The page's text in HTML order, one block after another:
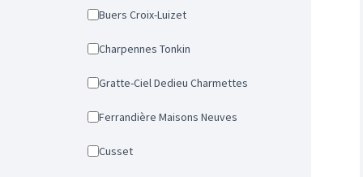
Buers Croix-Luizet
Charpennes Tonkin
Gratte-Ciel Dedieu Charmettes
Ferrandière Maisons Neuves
Cusset